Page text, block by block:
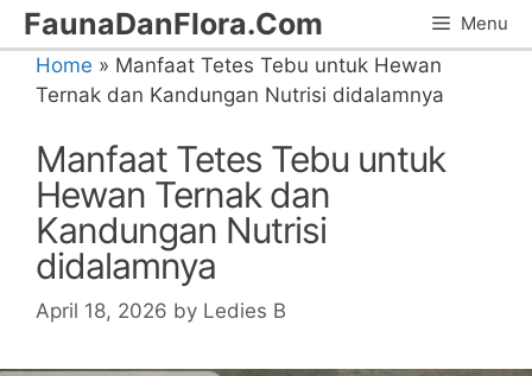
Skip
to
content
FaunaDanFlora.Com Menu
Home » Manfaat Tetes Tebu untuk Hewan
Ternak dan Kandungan Nutrisi didalamnya
Manfaat Tetes Tebu untuk
Hewan Ternak dan
Kandungan Nutrisi
didalamnya
April 18, 2026 by Ledies B